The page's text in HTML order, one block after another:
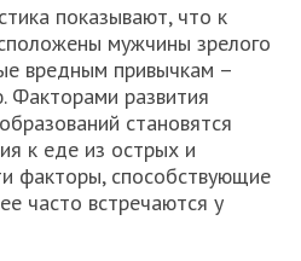
показывают, что к
мужчины зрелого
вредным привычкам –
Факторами развития
становятся
к еде из острых и
факторы, способствующие
часто встречаются у